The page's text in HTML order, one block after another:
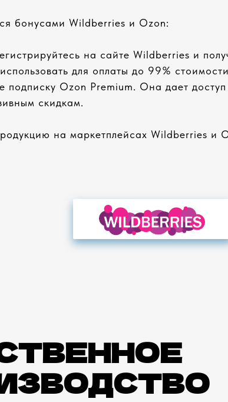
бонусами Wildberries и Ozon:
на сайте Wildberries и
для оплаты до 99%
подписку Ozon Premium. Она дает
скидкам.
на маркетплейсах Wildberries и